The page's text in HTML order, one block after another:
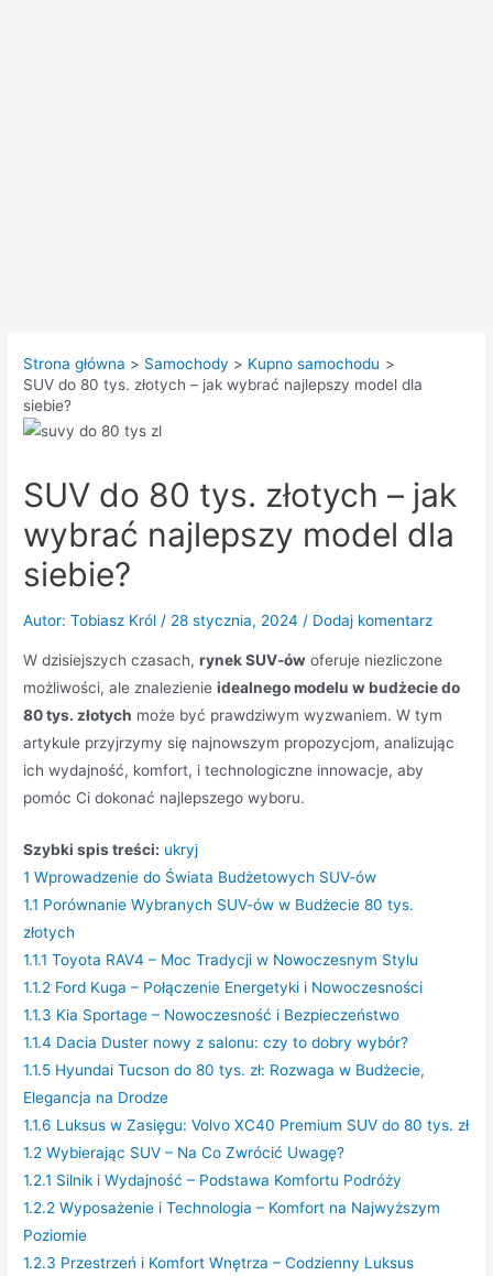
Strona główna Samochody
Kupno samochodu
SUV do 80 tys. złotych – jak wybrać najlepszy model dla
siebie?
SUV do 80 tys. złotych – jak
wybrać najlepszy model dla
siebie?
Autor: Tobiasz Król / 28 stycznia, 2024 / Dodaj komentarz
W dzisiejszych czasach,rynek SUV-ów oferuje niezliczone
możliwości, ale znalezienieidealnego modelu w budżecie do
80 tys. złotych może być prawdziwym wyzwaniem. W tym
artykule przyjrzymy się najnowszym propozycjom, analizując
ich wydajność, komfort, i technologiczne innowacje, aby
pomóc Ci dokonać najlepszego wyboru.
Szybki spis treści: ukryj
1 Wprowadzenie do Świata Budżetowych SUV-ów
1.1 Porównanie Wybranych SUV-ów w Budżecie 80 tys.
złotych
1.1.1 Toyota RAV4 – Moc Tradycji w Nowoczesnym Stylu
1.1.2 Ford Kuga – Połączenie Energetyki i Nowoczesności
1.1.3 Kia Sportage – Nowoczesność i Bezpieczeństwo
1.1.4 Dacia Duster nowy z salonu: czy to dobry wybór?
1.1.5 Hyundai Tucson do 80 tys. zł: Rozwaga w Budżecie,
Elegancja na Drodze
1.1.6 Luksus w Zasięgu: Volvo XC40 Premium SUV do 80 tys. zł
1.2 Wybierając SUV – Na Co Zwrócić Uwagę?
1.2.1 Silnik i Wydajność – Podstawa Komfortu Podróży
1.2.2 Wyposażenie i Technologia – Komfort na Najwyższym
Poziomie
1.2.3 Przestrzeń i Komfort Wnętrza – Codzienny Luksus